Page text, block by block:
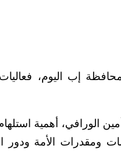
إب اليوم،
الورافي، أهمية
ومقدرات الأمة ودور